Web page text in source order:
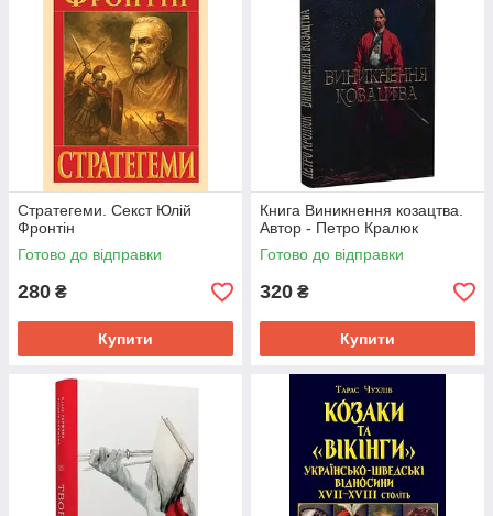
Стратегеми. Секст Юлій
Фронтін
Готово до відправки
280 ₴
Купити
Книга Виникнення козацтва.
Автор - Петро Кралюк
Готово до відправки
320 ₴
Купити